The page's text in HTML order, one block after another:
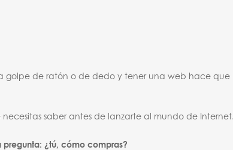
golpe de ratón o de dedo y tener una web hace que
saber antes de lanzarte al mundo de Internet.
pregunta: ¿tú, cómo compras?